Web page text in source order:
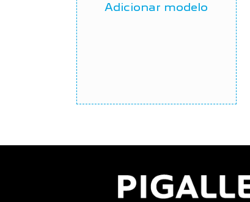
Adicionar modelo